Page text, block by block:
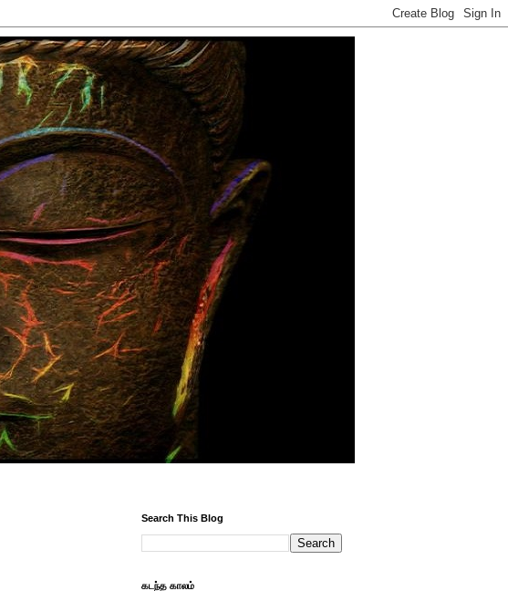
Search This Blog
கடந்த காலம்